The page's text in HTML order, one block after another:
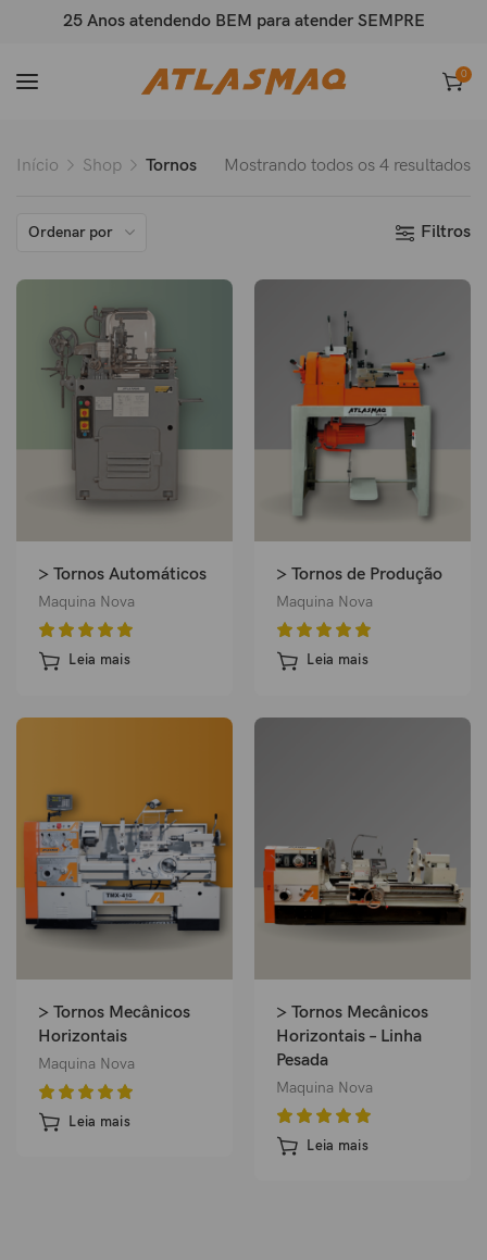
25 Anos atendendo BEM para atender SEMPRE
0
Início Shop Tornos Mostrando todos os 4 resultados
Ordenar por Filtros
> Tornos Automáticos
Maquina Nova
Leia mais
> Tornos de Produção
Maquina Nova
Leia mais
> Tornos Mecânicos
Horizontais
Maquina Nova
Leia mais
> Tornos Mecânicos
Horizontais – Linha
Pesada
Maquina Nova
Leia mais